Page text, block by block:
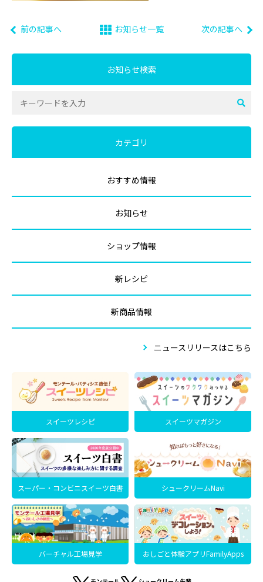
前の記事へ お知らせ一覧 次の記事へ
お知らせ検索
カテゴリ
おすすめ情報
お知らせ
ショップ情報
新レシピ
新商品情報
ニュースリリースはこちら
スイーツレシピ スイーツマガジン
スーパー・コンビニスイーツ白書 シュークリームNavi
バーチャル工場見学 おしごと体験アプリFamilyApps